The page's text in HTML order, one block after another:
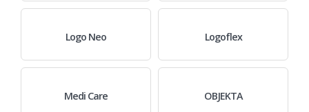
Logo Neo Logoflex
Medi Care OBJEKTA